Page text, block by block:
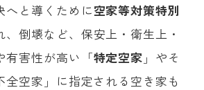
へと導くために空家等対策特別
、倒壊など、保安上・衛生上・
有害性が高い「特定空家 」やそ
全空家」に指定される空き家も